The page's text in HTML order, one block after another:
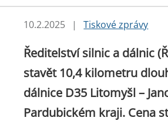
10.2.2025 | Tiskové zprávy
Ředitelství silnic a dálnic
stavět 10,4 kilometru
dálnice D35 Litomyšl –
Pardubickém kraji. Cena